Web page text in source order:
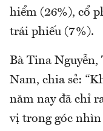
hiểm (26%), cổ
trái phiếu (7%).
Bà Tina
Nam, chia sẻ:
năm nay đã chỉ
vị trong góc nhìn